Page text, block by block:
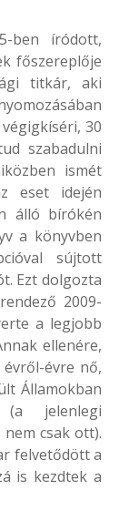
ben íródott,
főszereplője
titkár, aki
30
szabadulni
ismét
eset idején
álló bírókén
a könyvben
sújtott
Ezt dolgozta
2009-
a legjobb
ellenére,
évre nő,
Államokban
jelenlegi
csak ott).
felvetődött a
is kezdtek a